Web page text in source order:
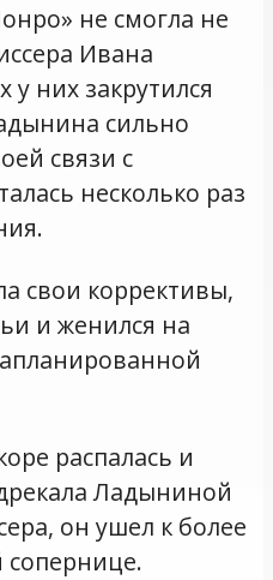
не смогла не
Ивана
них закрутился
сильно
связи с
несколько раз
свои коррективы,
и женился на
распалась и
Ладыниной
он ушел к более